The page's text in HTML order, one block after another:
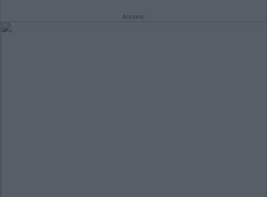
Annons: